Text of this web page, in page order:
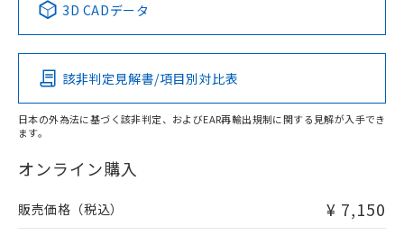
Pb Hg Cd Cr(VI)
O
在庫等で未対応品が混在する可能性があります。
問い合わせください。
この製品の規格認証/適合状況ページへ
その他の認証はこちらのページからご検索ください
3D CADデータ
該非判定見解書/項目別対比表
日本の外為法に基づく該非判定、およびEAR再輸出規制に関する見解が入手でき
ます。
オンライン購入
販売価格（税込） ¥ 7,150